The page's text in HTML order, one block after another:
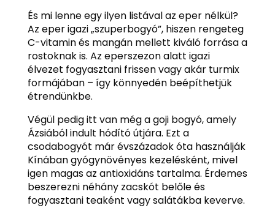
És mi lenne egy ilyen listával az eper nélkül?
Az eper igazi „szuperbogyó”, hiszen rengeteg
C-vitamin és mangán mellett kiváló forrása a
rostoknak is. Az eperszezon alatt igazi
élvezet fogyasztani frissen vagy akár turmix
formájában – így könnyedén beépíthetjük
étrendünkbe.
Végül pedig itt van még a goji bogyó, amely
Ázsiából indult hódító útjára. Ezt a
csodabogyót már évszázadok óta használják
Kínában gyógynövényes kezelésként, mivel
igen magas az antioxidáns tartalma. Érdemes
beszerezni néhány zacskót belőle és
fogyasztani teaként vagy salátákba keverve.